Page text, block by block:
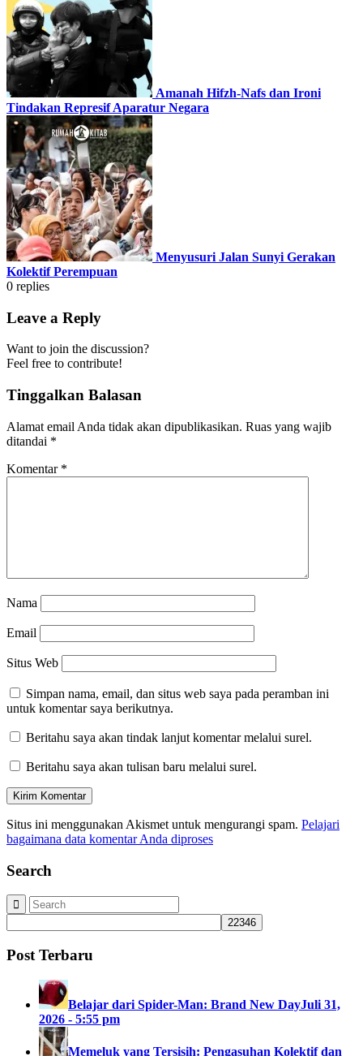
Amanah Hifzh-Nafs dan Ironi
Tindakan Represif Aparatur Negara
Menyusuri Jalan Sunyi Gerakan
Kolektif Perempuan
0 replies
Leave a Reply
Want to join the discussion?
Feel free to contribute!
Tinggalkan Balasan
Alamat email Anda tidak akan dipublikasikan. Ruas yang wajib
ditandai *
Komentar *
Nama
Email
Situs Web
Simpan nama, email, dan situs web saya pada peramban ini
untuk komentar saya berikutnya.
Beritahu saya akan tindak lanjut komentar melalui surel.
Beritahu saya akan tulisan baru melalui surel.
Situs ini menggunakan Akismet untuk mengurangi spam. Pelajari
bagaimana data komentar Anda diproses
Search
Post Terbaru
Belajar dari Spider-Man: Brand New DayJuli 31,
2026 - 5:55 pm
Memeluk yang Tersisih: Pengasuhan Kolektif dan